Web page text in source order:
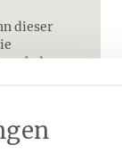
dieser
den
letzten
der